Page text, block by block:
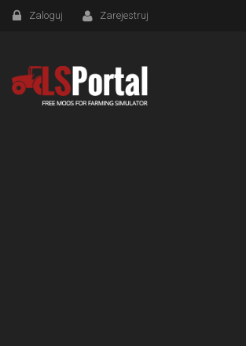
Zaloguj Zarejestruj